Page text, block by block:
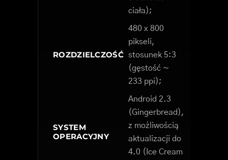
ciała);
ROZDZIELCZOŚĆ
480 x 800
pikseli,
stosunek 5:3
(gęstość ~
233 ppi);
SYSTEM
OPERACYJNY
Android 2.3
(Gingerbread),
z możliwością
aktualizacji do
4.0 (Ice Cream